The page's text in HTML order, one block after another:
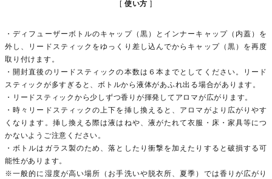
使い方
・ディフューザーボトルのキャップ（黒）とインナーキャップ（内蓋）を
外し、リードスティックをゆっくり差し込んでからキャップ（黒）を再度
取り付けます。
・開封直後のリードスティックの本数は６本までとしてください。リード
スティックが多すぎると、ボトルから液体があふれ出る場合があります。
・リードスティックから少しずつ香りが揮発してアロマが広がります。
・時々リードスティックの上下を挿し換えると、アロマがより広がりやす
くなります。挿し換える際は液はねや、液がたれて衣服・床・家具等につ
かないようご注意ください。
・ボトルはガラス製のため、落としたり衝撃を加えたりすると破損する可
能性があります。
※一般的に湿度が高い場所（お手洗いや脱衣所、夏季）では香りが広がり